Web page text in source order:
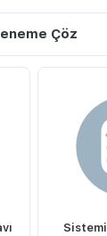
Çöz